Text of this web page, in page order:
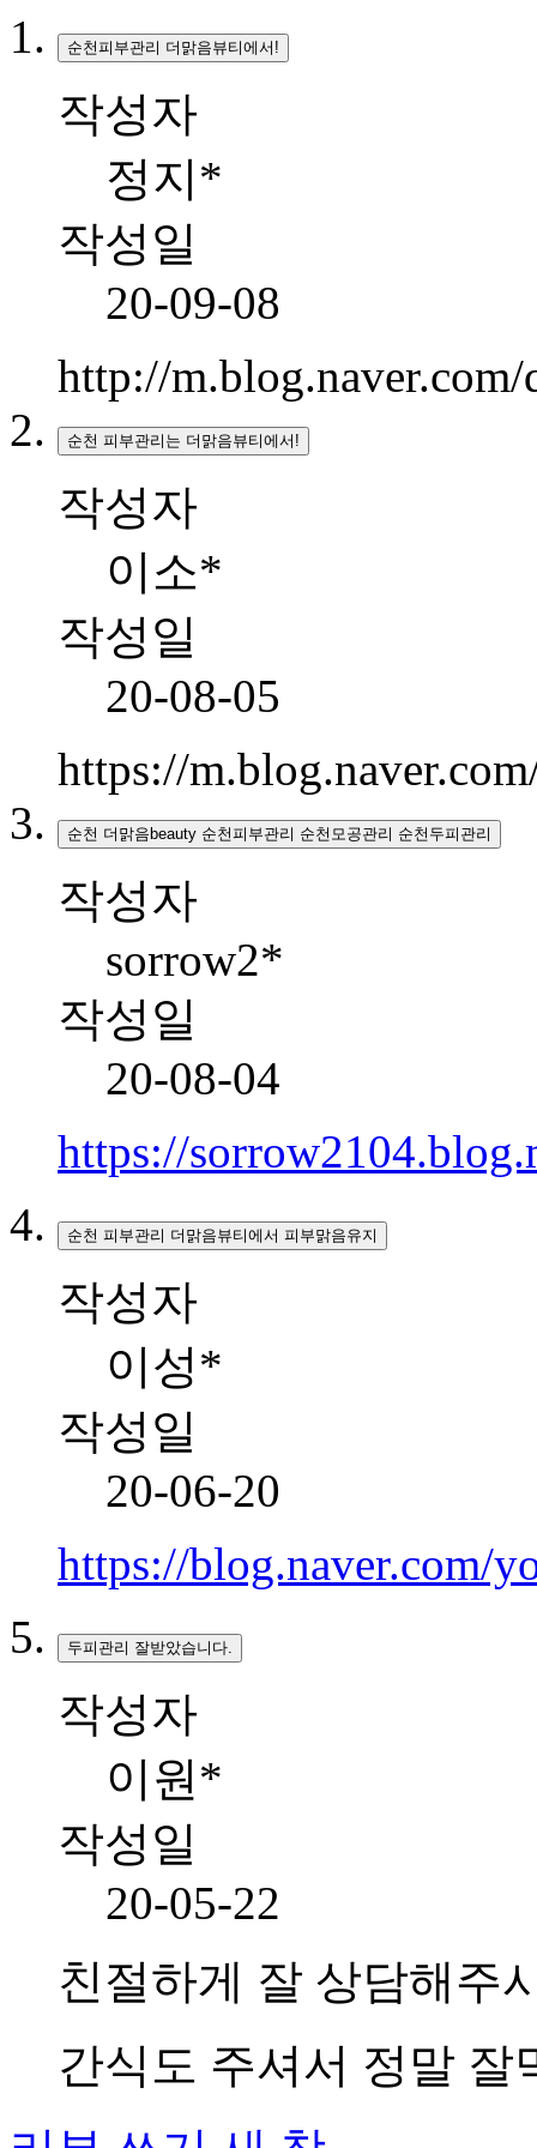
순천피부관리 더맑음뷰티에서!
작성자
정지*
작성일
20-09-08
http://
순천 피부관리는 더맑음뷰티에서!
작성자
이소*
작성일
20-08-05
https://
순천 더맑음beauty 순천피부관리 순천모공관리 순천두피관리
작성자
sorrow2*
작성일
20-08-04
https://
순천 피부관리 더맑음뷰티에서 피부맑음유지
작성자
이성*
작성일
20-06-20
https://blog.naver.com/
두피관리 잘받았습니다.
작성자
이원*
작성일
20-05-22
친절하게 잘 상담해주
간식도 주셔서 정말 잘